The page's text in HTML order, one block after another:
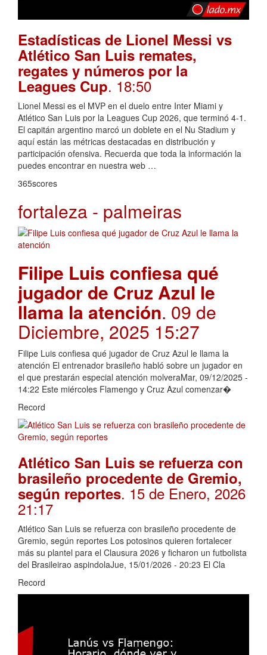
Estadísticas de Lionel Messi vs
Atlético San Luis remates,
regates y números por la
Leagues Cup. 18:50
Lionel Messi es el MVP en el duelo entre Inter Miami y
Atlético San Luis por la Leagues Cup 2026, que terminó 4-1.
El capitán argentino marcó un doblete en el Nu Stadium y
aquí están las métricas destacadas en distribución y
participación ofensiva. Recuerda que toda la información la
puedes encontrar en nuestra web …
365scores
fortaleza - palmeiras
Filipe Luis confiesa qué
jugador de Cruz Azul le
llama la atención. 09 de
Diciembre, 2025 15:27
Filipe Luis confiesa qué jugador de Cruz Azul le llama la
atención El entrenador brasileño habló sobre un jugador en
el que prestarán especial atención molveraMar, 09/12/2025 -
14:22 Este miércoles Flamengo y Cruz Azul comenzar�
Record
Atlético San Luis se refuerza con
brasileño procedente de Gremio,
según reportes. 15 de Enero, 2026
21:17
Atlético San Luis se refuerza con brasileño procedente de
Gremio, según reportes Los potosinos quieren fortalecer
más su plantel para el Clausura 2026 y ficharon un futbolista
del Brasileirao aspindolaJue, 15/01/2026 - 20:23 El Cla
Record